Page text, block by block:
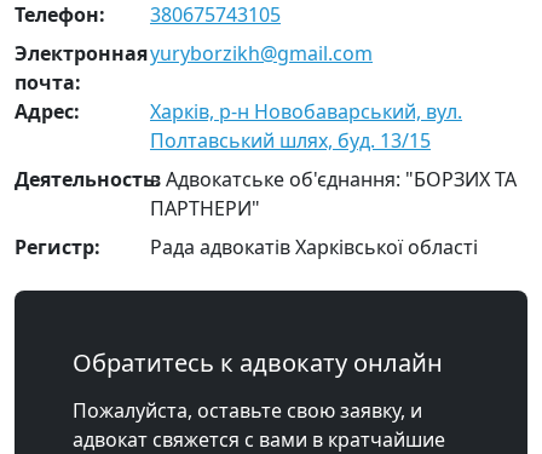
Телефон:
380675743105
Электронная
почта:
yuryborzikh@gmail.com
Адрес:
Харків, р-н Новобаварський, вул.
Полтавський шлях, буд. 13/15
Деятельность:в Адвокатське об'єднання: "БОРЗИХ ТА
ПАРТНЕРИ"
Регистр:
Рада адвокатів Харківської області
Обратитесь к адвокату онлайн
Пожалуйста, оставьте свою заявку, и
адвокат свяжется с вами в кратчайшие